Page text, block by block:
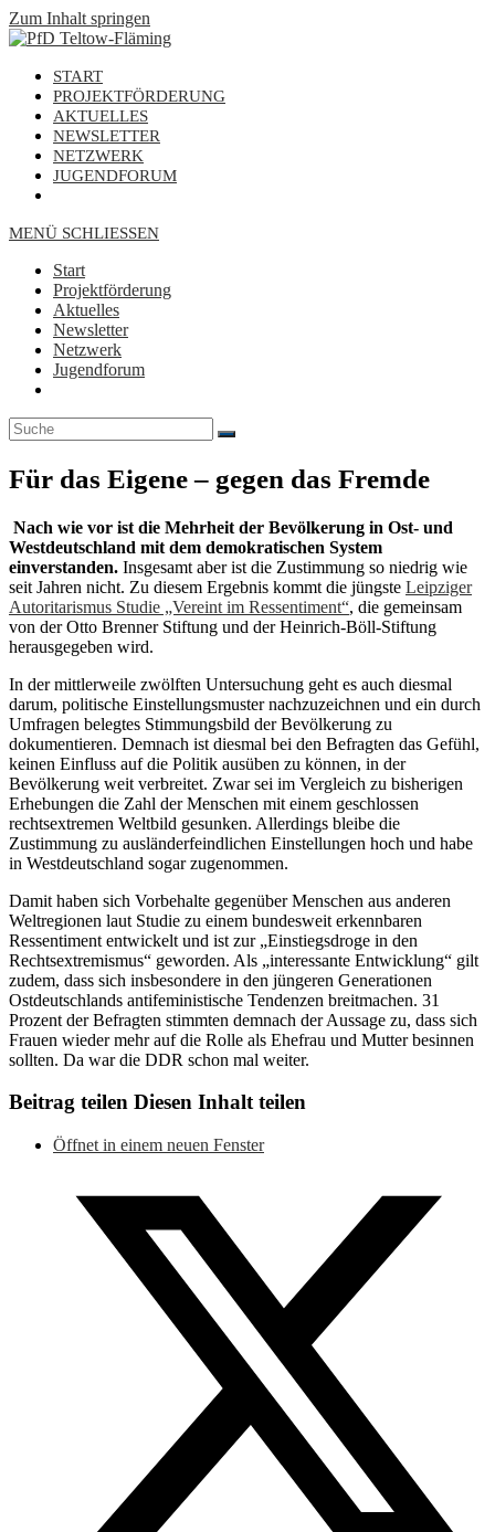
Zum Inhalt springen
START
PROJEKTFÖRDERUNG
AKTUELLES
NEWSLETTER
NETZWERK
JUGENDFORUM
MENÜ SCHLIESSEN
Start
Projektförderung
Aktuelles
Newsletter
Netzwerk
Jugendforum
Für das Eigene – gegen das Fremde
Nach wie vor ist die Mehrheit der Bevölkerung in Ost- und
Westdeutschland mit dem demokratischen System
einverstanden. Insgesamt aber ist die Zustimmung so niedrig wie
seit Jahren nicht. Zu diesem Ergebnis kommt die jüngste Leipziger
Autoritarismus Studie „Vereint im Ressentiment“, die gemeinsam
von der Otto Brenner Stiftung und der Heinrich-Böll-Stiftung
herausgegeben wird.
In der mittlerweile zwölften Untersuchung geht es auch diesmal
darum, politische Einstellungsmuster nachzuzeichnen und ein durch
Umfragen belegtes Stimmungsbild der Bevölkerung zu
dokumentieren. Demnach ist diesmal bei den Befragten das Gefühl,
keinen Einfluss auf die Politik ausüben zu können, in der
Bevölkerung weit verbreitet. Zwar sei im Vergleich zu bisherigen
Erhebungen die Zahl der Menschen mit einem geschlossen
rechtsextremen Weltbild gesunken. Allerdings bleibe die
Zustimmung zu ausländerfeindlichen Einstellungen hoch und habe
in Westdeutschland sogar zugenommen.
Damit haben sich Vorbehalte gegenüber Menschen aus anderen
Weltregionen laut Studie zu einem bundesweit erkennbaren
Ressentiment entwickelt und ist zur „Einstiegsdroge in den
Rechtsextremismus“ geworden. Als „interessante Entwicklung“ gilt
zudem, dass sich insbesondere in den jüngeren Generationen
Ostdeutschlands antifeministische Tendenzen breitmachen. 31
Prozent der Befragten stimmten demnach der Aussage zu, dass sich
Frauen wieder mehr auf die Rolle als Ehefrau und Mutter besinnen
sollten. Da war die DDR schon mal weiter.
Beitrag teilen Diesen Inhalt teilen
Öffnet in einem neuen Fenster